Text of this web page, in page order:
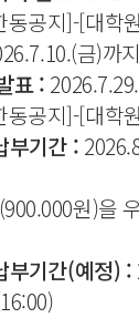
동공지]-[대학
금)까
표 :
동공지]-[대학
부기간 :
원)을
부기간(예정) :